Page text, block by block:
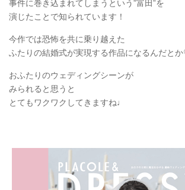
事件に巻き込まれてしまうという”富田”を
演じたことで知られています！
今作では恐怖を共に乗り越えた
ふたりの結婚式が実現する作品になるんだと
おふたりのウェディングシーンが
みられると思うと
とてもワクワクしてきますね♩